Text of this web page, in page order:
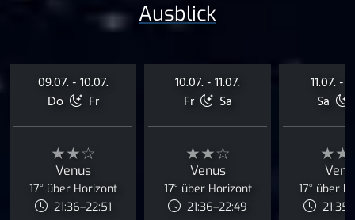
Ausblick
09.07. - 10.07.
Do
Fr
★★☆
Venus
17° über Horizont
21:36–22:51
10.07. - 11.07.
Fr
Sa
★★☆
Venus
17° über Horizont
21:36–22:49
11.07. -
Sa
17° über